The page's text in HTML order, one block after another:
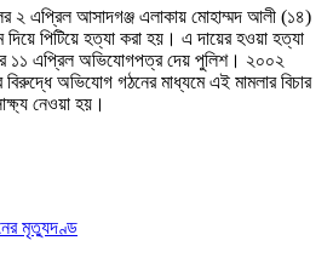
২ এপ্রিল আসাদগঞ্জ এলাকায় মোহাম্মদ আলী (১৪)
পিটিয়ে হত্যা করা হয়। এ দায়ের হওয়া হত্যা
১১ এপ্রিল অভিযোগপত্র দেয় পুলিশ। ২০০২
অভিযোগ গঠনের মাধ্যমে এই মামলার বিচার
নেওয়া হয়।
মৃত্যুদণ্ড